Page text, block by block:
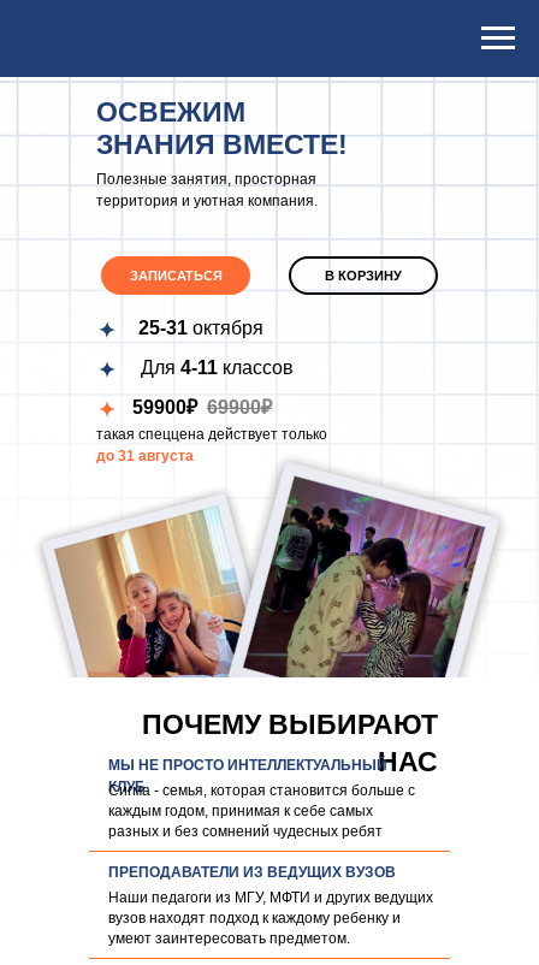
ОСВЕЖИМ
ЗНАНИЯ ВМЕСТЕ!
Полезные занятия, просторная
территория и уютная компания.
ЗАПИСАТЬСЯ В КОРЗИНУ
такая спеццена действует только
до 31 августа
69900₽
59900₽
Для 4-11классов
25-31 октября
ПОЧЕМУ ВЫБИРАЮТ
НАС
ПРЕПОДАВАТЕЛИ ИЗ ВЕДУЩИХ ВУЗОВ
Наши педагоги из МГУ, МФТИ и других ведущих
вузов находят подход к каждому ребенку и
умеют заинтересовать предметом.
МЫ НЕ ПРОСТО ИНТЕЛЛЕКТУАЛЬНЫЙ
КЛУБ
Сигма - семья, которая становится больше с
каждым годом, принимая к себе самых
разных и без сомнений чудесных ребят